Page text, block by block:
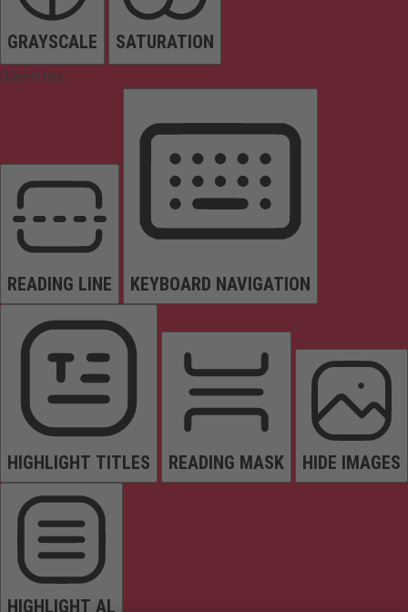
GRAYSCALE SATURATION
Orientation
READING LINE KEYBOARD NAVIGATION
HIGHLIGHT TITLES READING MASK HIDE IMAGES
HIGHLIGHT AL